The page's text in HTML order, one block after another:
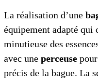
La réalisation d’une
équipement adapté qui
minutieuse des
avec une perceuse
précis de la bague. La